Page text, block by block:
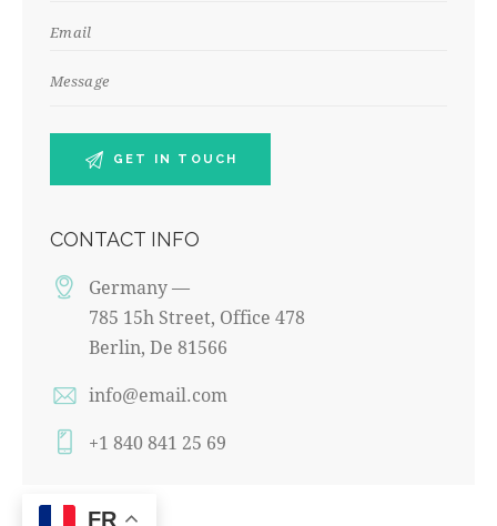
CONTACT INFO
Germany —
785 15h Street, Office 478
Berlin, De 81566
info@email.com
+1 840 841 25 69
FR